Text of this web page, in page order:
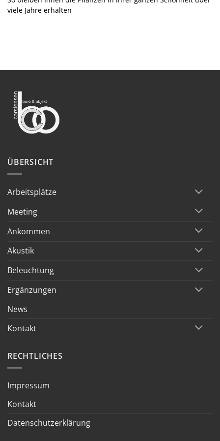
viele Jahre erhalten
ÜBERSICHT
Arbeitsplätze
Meeting
Ankommen
Akustik
Beleuchtung
Ergänzungen
News
Kontakt
RECHTLICHES
Impressum
Kontakt
Datenschutzerklärung